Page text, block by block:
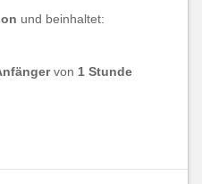
und beinhaltet:
von 1 Stunde